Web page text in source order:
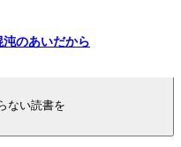
のあいだから
ない読書を